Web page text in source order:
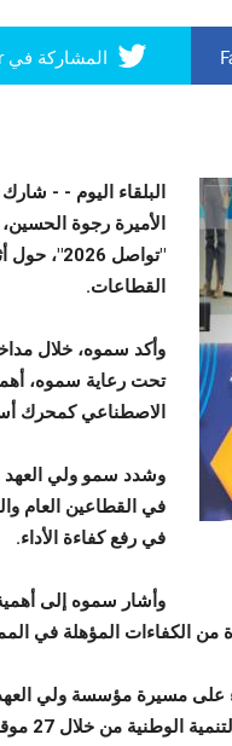
المشاركة في Twitter
البلقاء اليوم - - شارك
الأميرة رجوة
"تواصل
القطاعات.
وأكد سموه، خلال
تحت رعاية سموه،
الاصطناعي كمحرك
وشدد سمو ولي العهد
في القطاعين العام
في رفع كفاءة الأداء.
وأشار سموه إلى أهمية
من الكفاءات المؤهلة في
على مسيرة مؤسسة ولي
تابعا لها في مختلف مناطق المملكة.